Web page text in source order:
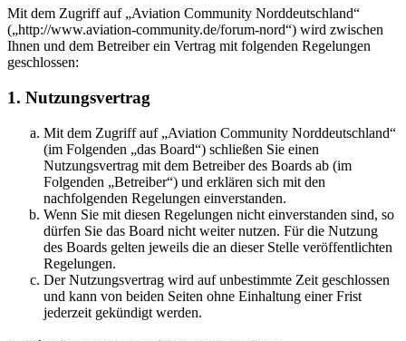
Mit dem Zugriff auf „Aviation Community Norddeutschland“
(„http://www.aviation-community.de/forum-nord“) wird zwischen
Ihnen und dem Betreiber ein Vertrag mit folgenden Regelungen
geschlossen:
1. Nutzungsvertrag
Mit dem Zugriff auf „Aviation Community Norddeutschland“
(im Folgenden „das Board“) schließen Sie einen
Nutzungsvertrag mit dem Betreiber des Boards ab (im
Folgenden „Betreiber“) und erklären sich mit den
nachfolgenden Regelungen einverstanden.
Wenn Sie mit diesen Regelungen nicht einverstanden sind, so
dürfen Sie das Board nicht weiter nutzen. Für die Nutzung
des Boards gelten jeweils die an dieser Stelle veröffentlichten
Regelungen.
Der Nutzungsvertrag wird auf unbestimmte Zeit geschlossen
und kann von beiden Seiten ohne Einhaltung einer Frist
jederzeit gekündigt werden.